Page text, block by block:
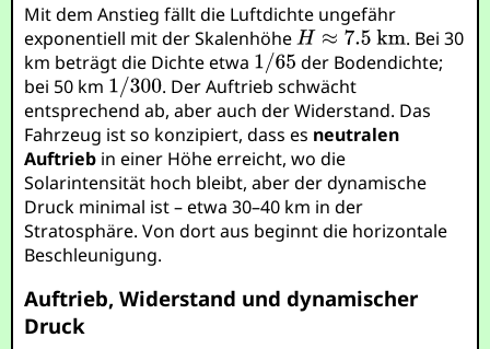
Mit dem Anstieg fällt die Luftdichte ungefähr
exponentiell mit der Skalenhöhe
. Bei 30
km beträgt die Dichte etwa
der Bodendichte;
bei 50 km
. Der Auftrieb schwächt
entsprechend ab, aber auch der Widerstand. Das
Fahrzeug ist so konzipiert, dass es neutralen
Auftrieb in einer Höhe erreicht, wo die
Solarintensität hoch bleibt, aber der dynamische
Druck minimal ist – etwa 30–40 km in der
Stratosphäre. Von dort aus beginnt die horizontale
Beschleunigung.
Auftrieb, Widerstand und dynamischer
Druck